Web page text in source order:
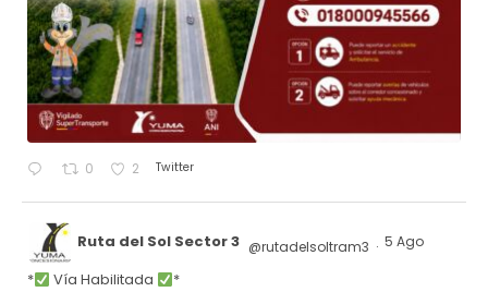
0 2 Twitter
Ruta del Sol Sector 3 @rutadelsoltram3 · 5 Ago
* Vía Habilitada
*